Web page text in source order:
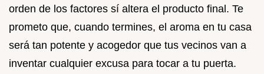
orden de los factores sí altera el producto final. Te
prometo que, cuando termines, el aroma en tu casa
será tan potente y acogedor que tus vecinos van a
inventar cualquier excusa para tocar a tu puerta.